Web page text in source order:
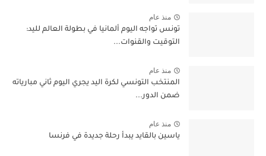
منذ عام
تونس تواجه اليوم ألمانيا في بطولة العالم لليد:
التوقيت والقنوات...
منذ عام
المنتخب التونسي لكرة اليد يجري اليوم ثاني مبارياته
ضمن الدور...
منذ عام
ياسين بالقايد يبدأ رحلة جديدة في فرنسا